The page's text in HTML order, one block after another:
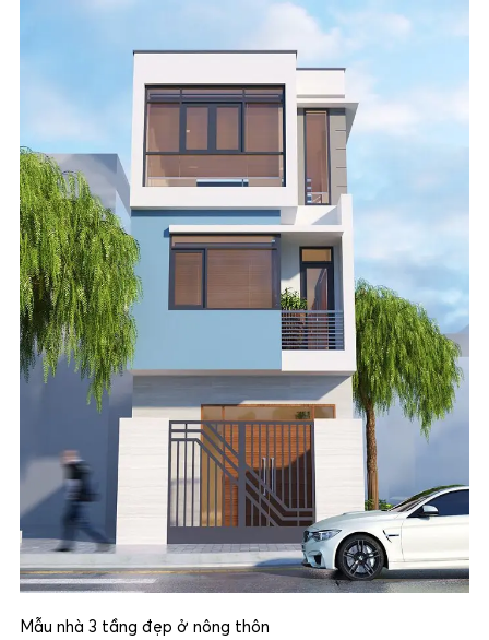
Mẫu nhà 3 tầng đẹp ở nông thôn